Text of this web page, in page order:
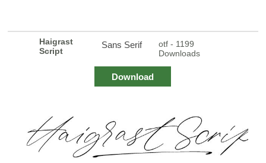
Haigrast
Script
Sans Serif
otf - 1199
Downloads
Download